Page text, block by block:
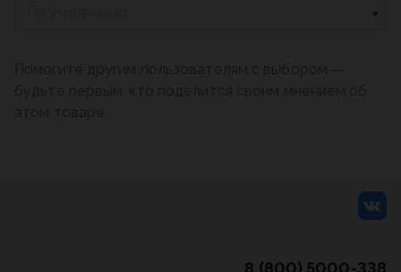
8 (800) 5000-338